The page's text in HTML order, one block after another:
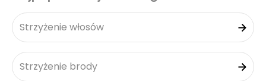
Strzyżenie włosów
Strzyżenie brody